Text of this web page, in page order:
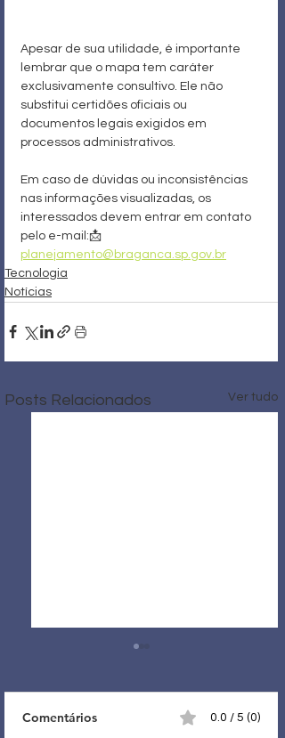
Apesar de sua utilidade, é importante
lembrar que o mapa tem caráter
exclusivamente consultivo. Ele não
substitui certidões oficiais ou
documentos legais exigidos em
processos administrativos.
Em caso de dúvidas ou inconsistências
nas informações visualizadas, os
interessados devem entrar em contato
pelo e-mail:📩
planejamento@braganca.sp.gov.br
Tecnologia
Notícias
Posts Relacionados Ver tudo
Comentários 0.0 / 5 (0)